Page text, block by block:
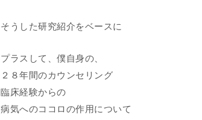
そうした研究紹介をベースに
プラスして、僕自身の、
２８年間のカウンセリング
臨床経験からの
病気へのココロの作用について